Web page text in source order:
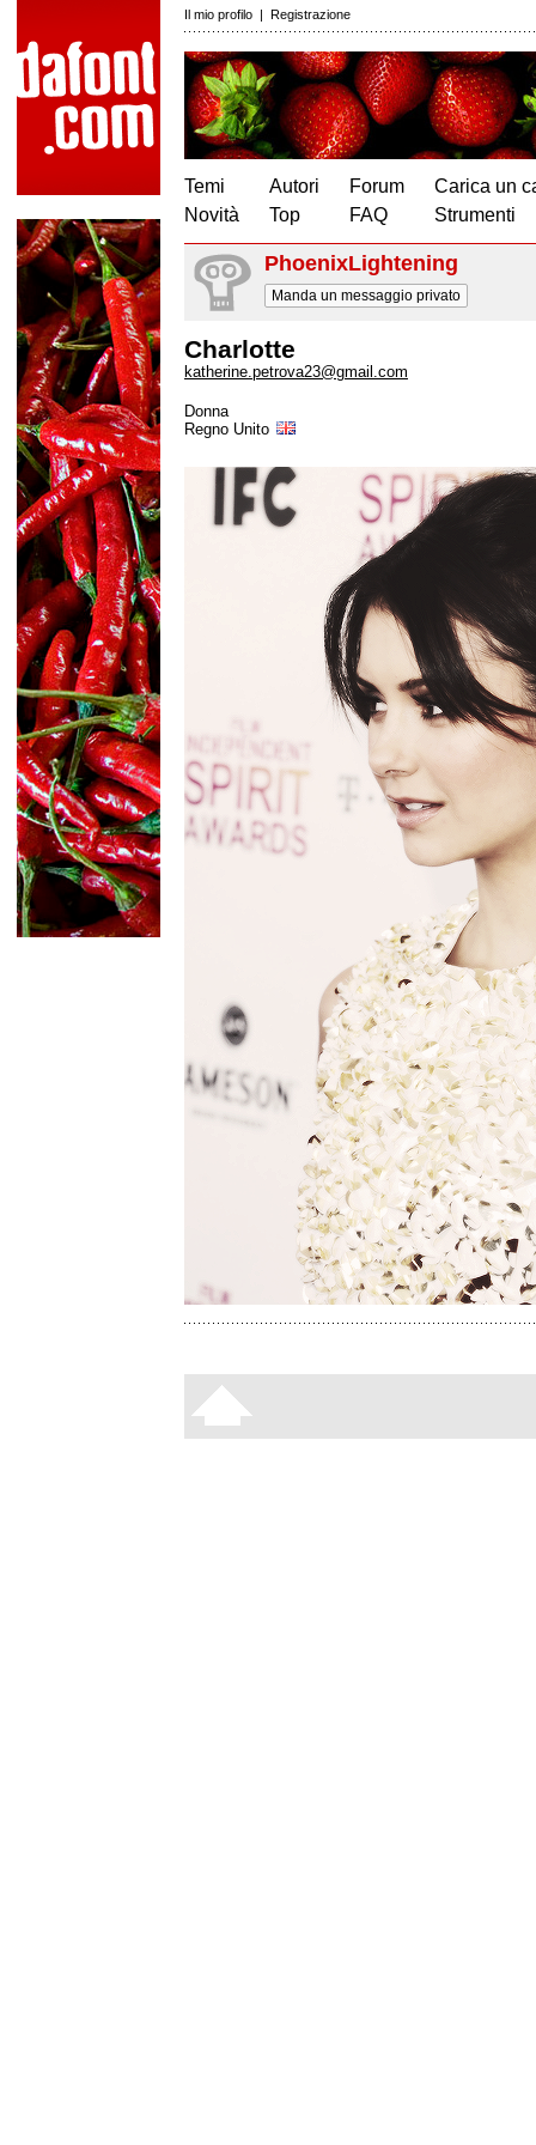
Il mio profilo | Registrazione
Temi
Novità
Autori
Top
Forum
FAQ
Carica un
Strumenti
PhoenixLightening
Manda un messaggio privato
Charlotte
katherine.petrova23@gmail.com
Donna
Regno Unito